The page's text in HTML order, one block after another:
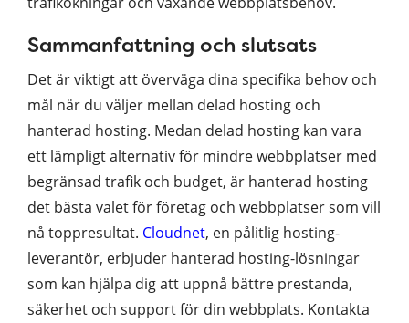
Sammanfattning och slutsats
Det är viktigt att överväga dina specifika behov och
mål när du väljer mellan delad hosting och
hanterad hosting. Medan delad hosting kan vara
ett lämpligt alternativ för mindre webbplatser med
begränsad trafik och budget, är hanterad hosting
det bästa valet för företag och webbplatser som vill
nå toppresultat. Cloudnet, en pålitlig hosting-
leverantör, erbjuder hanterad hosting-lösningar
som kan hjälpa dig att uppnå bättre prestanda,
säkerhet och support för din webbplats. Kontakta